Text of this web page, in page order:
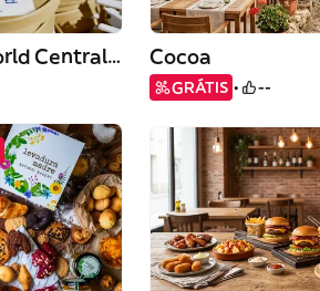
Donaciones para World Central Kitchen Cocoa
GRÁTIS --